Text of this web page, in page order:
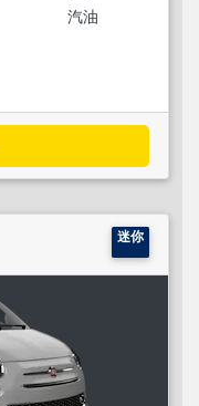
汽油
迷你